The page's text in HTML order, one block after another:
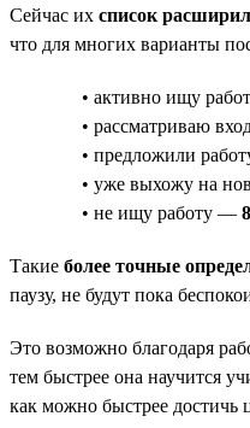
Сейчас их список
что для многих варианты
• активно ищу
• рассматриваю
• предложили
• уже выхожу на
• не ищу работу —
Такие более точные
паузу, не будут пока
Это возможно благодаря
тем быстрее она научится
как можно быстрее достичь